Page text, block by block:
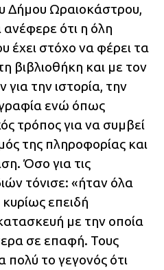
Δήμου Ωραιοκάστρου,
ανέφερε ότι η όλη
έχει στόχο να φέρει τα
βιβλιοθήκη και με τον
την ιστορία, την
ενώ όπως
τρόπος για να συμβεί
της πληροφορίας και
Όσο για τις
τόνισε: «ήταν όλα
επειδή
με την οποία
σε επαφή. Τους
το γεγονός ότι